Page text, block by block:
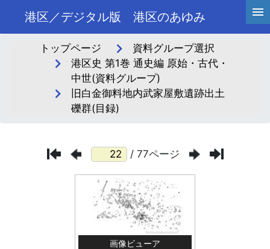
港区／デジタル版 港区のあゆみ
トップページ
資料グループ選択
港区史 第1巻 通史編 原始・古代・
中世(資料グループ)
旧白金御料地内武家屋敷遺跡出土
礫群(目録)
/ 77ページ
画像ビューア